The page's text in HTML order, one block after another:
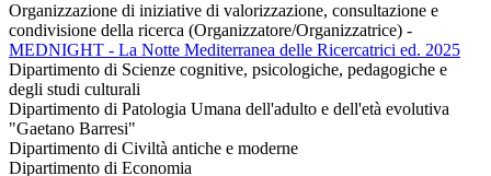
Organizzazione di iniziative di valorizzazione, consultazione e
condivisione della ricerca (Organizzatore/Organizzatrice) -
MEDNIGHT - La Notte Mediterranea delle Ricercatrici ed. 2025
Dipartimento di Scienze cognitive, psicologiche, pedagogiche e
degli studi culturali
Dipartimento di Patologia Umana dell'adulto e dell'età evolutiva
"Gaetano Barresi"
Dipartimento di Civiltà antiche e moderne
Dipartimento di Economia